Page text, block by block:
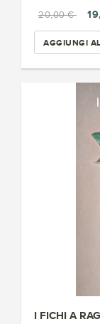
20,00 €
AGGIUNGI
I FICHI A